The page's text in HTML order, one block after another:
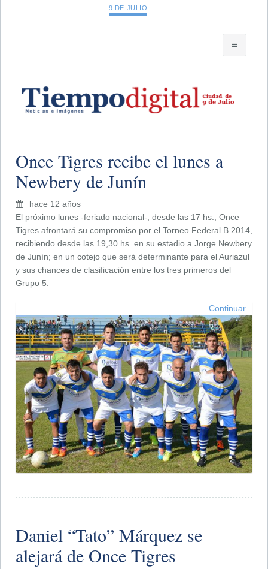
9 DE JULIO
Once Tigres recibe el lunes a
Newbery de Junín
hace 12 años
El próximo lunes -feriado nacional-, desde las 17 hs., Once
Tigres afrontará su compromiso por el Torneo Federal B 2014,
recibiendo desde las 19,30 hs. en su estadio a Jorge Newbery
de Junín; en un cotejo que será determinante para el Auriazul
y sus chances de clasificación entre los tres primeros del
Grupo 5.
Continuar...
Daniel “Tato” Márquez se
alejará de Once Tigres